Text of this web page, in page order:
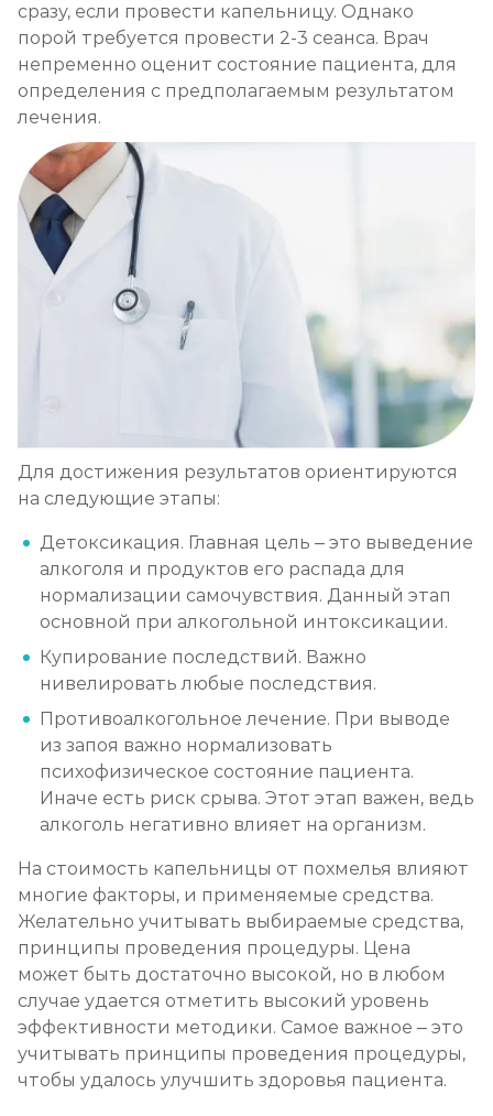
сразу, если провести капельницу. Однако
порой требуется провести 2-3 сеанса. Врач
непременно оценит состояние пациента, для
определения с предполагаемым результатом
лечения.
Для достижения результатов ориентируются
на следующие этапы:
Детоксикация. Главная цель – это выведение
алкоголя и продуктов его распада для
нормализации самочувствия. Данный этап
основной при алкогольной интоксикации.
Купирование последствий. Важно
нивелировать любые последствия.
Противоалкогольное лечение. При выводе
из запоя важно нормализовать
психофизическое состояние пациента.
Иначе есть риск срыва. Этот этап важен, ведь
алкоголь негативно влияет на организм.
На стоимость капельницы от похмелья влияют
многие факторы, и применяемые средства.
Желательно учитывать выбираемые средства,
принципы проведения процедуры. Цена
может быть достаточно высокой, но в любом
случае удается отметить высокий уровень
эффективности методики. Самое важное – это
учитывать принципы проведения процедуры,
чтобы удалось улучшить здоровья пациента.